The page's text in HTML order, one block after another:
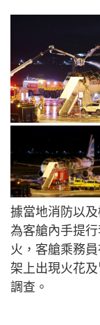
據當地消防以
為客艙內手提
火，客艙乘務
架上出現火花
調查。